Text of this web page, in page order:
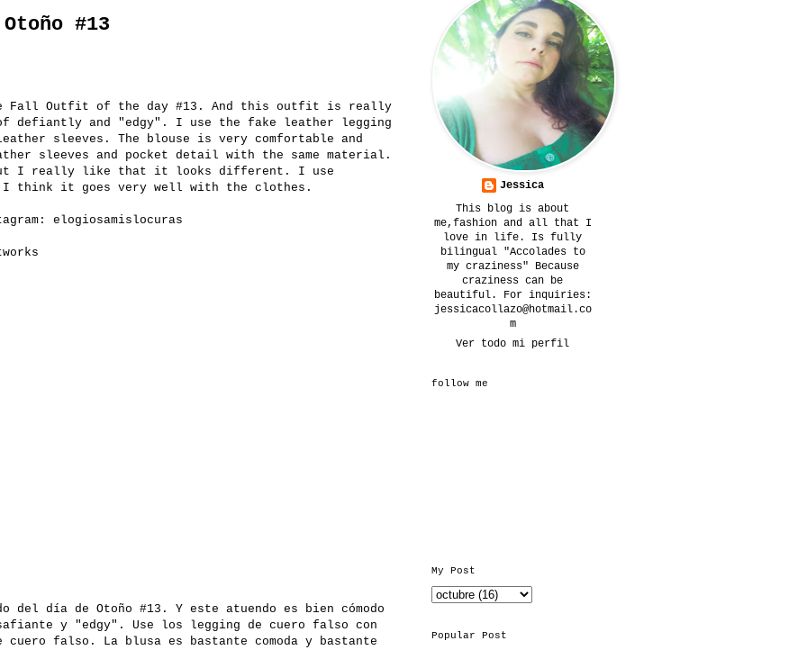
#13
Fall Outfit of the day #13. And this outfit is really
defiantly and "edgy". I use the fake leather legging
sleeves. The blouse is very comfortable and
sleeves and pocket detail with the same material.
I really like that it looks different. I use
I think it goes very well with the clothes.
elogiosamislocuras
del día de Otoño #13. Y este atuendo es bien cómodo
y "edgy". Use los legging de cuero falso con
cuero falso. La blusa es bastante comoda y bastante
Jessica
This blog is about
me,fashion and all that I
love in life. Is fully
bilingual "Accolades to
my craziness" Because
craziness can be
beautiful. For inquiries:
jessicacollazo@hotmail.co
m
Ver todo mi perfil
follow me
My Post
Popular Post